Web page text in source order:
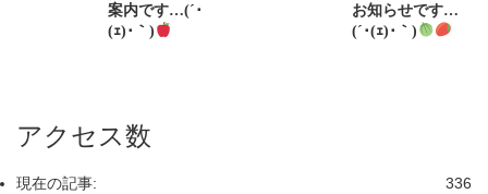
案内です…(´･
(ｪ)･｀)
お知らせです…
(´･(ｪ)･｀)
アクセス数
336
現在の記事: